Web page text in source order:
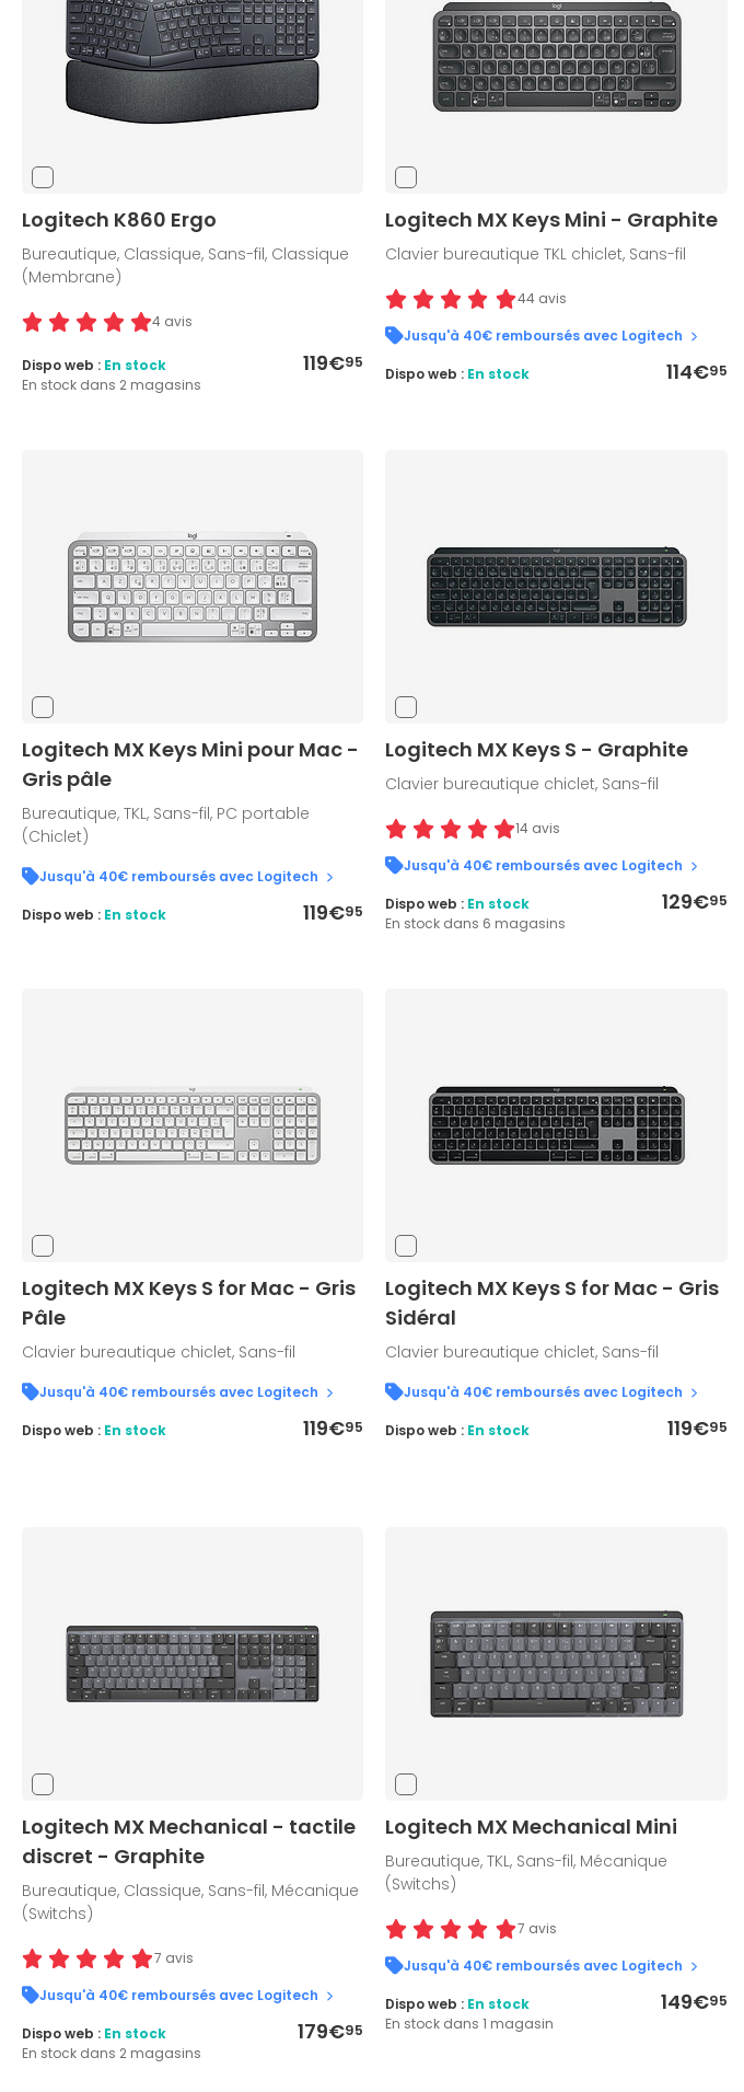
Logitech K860 Ergo
Bureautique, Classique, Sans-fil, Classique
(Membrane)
4 avis
119€95
Dispo web : En stock
En stock dans 2 magasins
Logitech MX Keys Mini - Graphite
Clavier bureautique TKL chiclet, Sans-fil
44 avis
Jusqu'à 40€ remboursés avec Logitech
114€95
Dispo web : En stock
Logitech MX Keys Mini pour Mac -
Gris pâle
Bureautique, TKL, Sans-fil, PC portable
(Chiclet)
Jusqu'à 40€ remboursés avec Logitech
119€95
Dispo web : En stock
Logitech MX Keys S - Graphite
Clavier bureautique chiclet, Sans-fil
14 avis
Jusqu'à 40€ remboursés avec Logitech
129€95
Dispo web : En stock
En stock dans 6 magasins
Logitech MX Keys S for Mac - Gris
Pâle
Clavier bureautique chiclet, Sans-fil
Jusqu'à 40€ remboursés avec Logitech
119€95
Dispo web : En stock
Logitech MX Keys S for Mac - Gris
Sidéral
Clavier bureautique chiclet, Sans-fil
Jusqu'à 40€ remboursés avec Logitech
119€95
Dispo web : En stock
Logitech MX Mechanical - tactile
discret - Graphite
Bureautique, Classique, Sans-fil, Mécanique
(Switchs)
7 avis
Jusqu'à 40€ remboursés avec Logitech
179€95
Dispo web : En stock
En stock dans 2 magasins
Logitech MX Mechanical Mini
Bureautique, TKL, Sans-fil, Mécanique
(Switchs)
7 avis
Jusqu'à 40€ remboursés avec Logitech
149€95
Dispo web : En stock
En stock dans 1 magasin